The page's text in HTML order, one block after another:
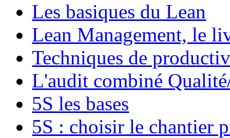
Les basiques du Lean
Lean Management, le
Techniques de
L'audit combiné
5S les bases
5S : choisir le chantier